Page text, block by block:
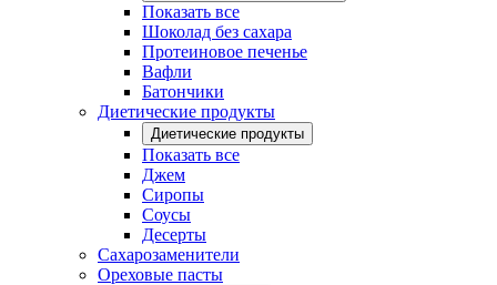
Показать все
Шоколад без сахара
Протеиновое печенье
Вафли
Батончики
Диетические продукты
Диетические продукты
Показать все
Джем
Сиропы
Соусы
Десерты
Сахарозаменители
Ореховые пасты